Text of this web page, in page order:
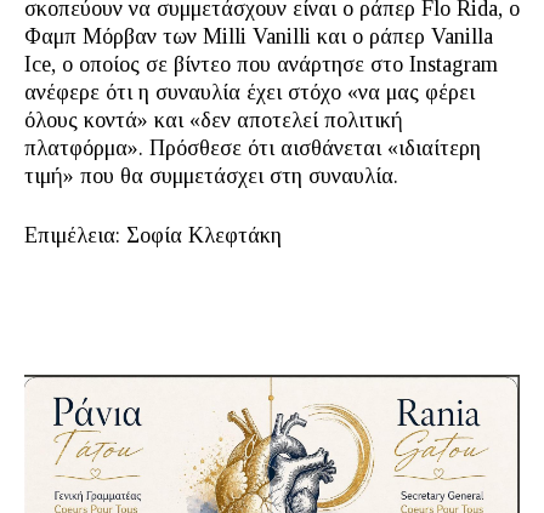
σκοπεύουν να συμμετάσχουν είναι ο ράπερ Flo Rida, ο
Φαμπ Μόρβαν των Milli Vanilli και ο ράπερ Vanilla
Ice, ο οποίος σε βίντεο που ανάρτησε στο Instagram
ανέφερε ότι η συναυλία έχει στόχο «να μας φέρει
όλους κοντά» και «δεν αποτελεί πολιτική
πλατφόρμα». Πρόσθεσε ότι αισθάνεται «ιδιαίτερη
τιμή» που θα συμμετάσχει στη συναυλία.
Eπιμέλεια: Σοφία Κλεφτάκη